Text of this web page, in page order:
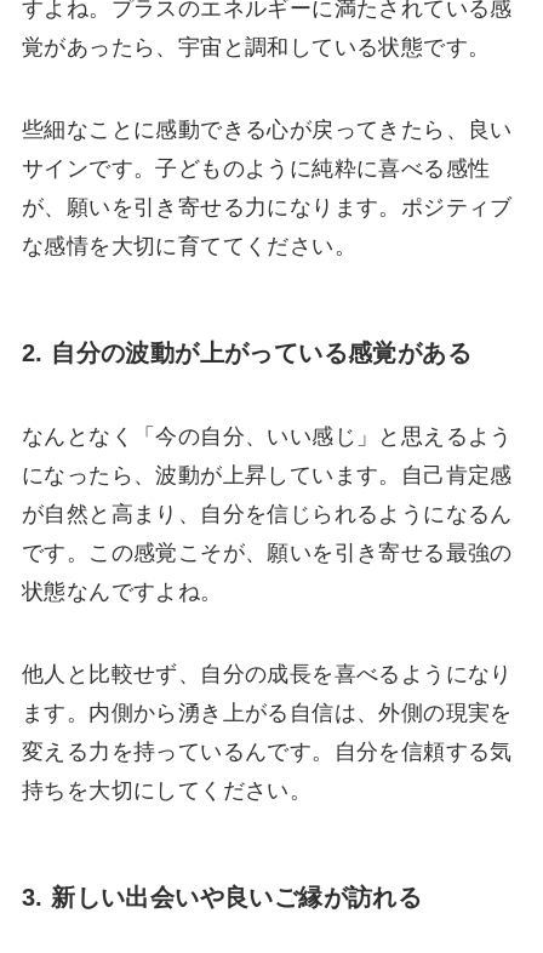
すよね。プラスのエネルギーに満たされている感
覚があったら、宇宙と調和している状態です。
些細なことに感動できる心が戻ってきたら、良い
サインです。子どものように純粋に喜べる感性
が、願いを引き寄せる力になります。ポジティブ
な感情を大切に育ててください。
2. 自分の波動が上がっている感覚がある
なんとなく「今の自分、いい感じ」と思えるよう
になったら、波動が上昇しています。自己肯定感
が自然と高まり、自分を信じられるようになるん
です。この感覚こそが、願いを引き寄せる最強の
状態なんですよね。
他人と比較せず、自分の成長を喜べるようになり
ます。内側から湧き上がる自信は、外側の現実を
変える力を持っているんです。自分を信頼する気
持ちを大切にしてください。
3. 新しい出会いや良いご縁が訪れる